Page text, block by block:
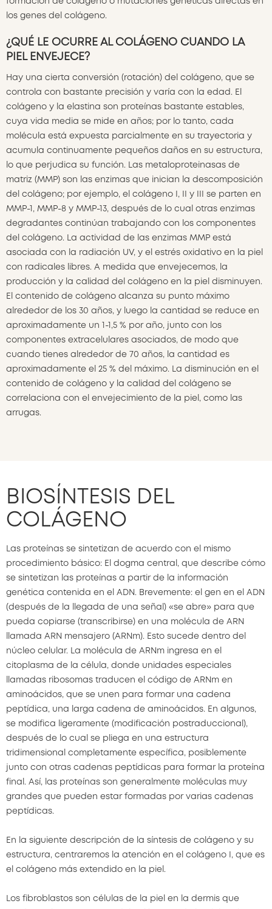
los genes del colágeno.
¿QUÉ LE OCURRE AL COLÁGENO CUANDO LA
PIEL ENVEJECE?
Hay una cierta conversión (rotación) del colágeno, que se
controla con bastante precisión y varía con la edad. El
colágeno y la elastina son proteínas bastante estables,
cuya vida media se mide en años; por lo tanto, cada
molécula está expuesta parcialmente en su trayectoria y
acumula continuamente pequeños daños en su estructura,
lo que perjudica su función. Las metaloproteinasas de
matriz (MMP) son las enzimas que inician la descomposición
del colágeno; por ejemplo, el colágeno I, II y III se parten en
MMP-1, MMP-8 y MMP-13, después de lo cual otras enzimas
degradantes continúan trabajando con los componentes
del colágeno. La actividad de las enzimas MMP está
asociada con la radiación UV, y el estrés oxidativo en la piel
con radicales libres. A medida que envejecemos, la
producción y la calidad del colágeno en la piel disminuyen.
El contenido de colágeno alcanza su punto máximo
alrededor de los 30 años, y luego la cantidad se reduce en
aproximadamente un 1-1,5 % por año, junto con los
componentes extracelulares asociados, de modo que
cuando tienes alrededor de 70 años, la cantidad es
aproximadamente el 25 % del máximo. La disminución en el
contenido de colágeno y la calidad del colágeno se
correlaciona con el envejecimiento de la piel, como las
arrugas.
BIOSÍNTESIS DEL
COLÁGENO
Las proteínas se sintetizan de acuerdo con el mismo
procedimiento básico: El dogma central, que describe cómo
se sintetizan las proteínas a partir de la información
genética contenida en el ADN. Brevemente: el gen en el ADN
(después de la llegada de una señal) «se abre» para que
pueda copiarse (transcribirse) en una molécula de ARN
llamada ARN mensajero (ARNm). Esto sucede dentro del
núcleo celular. La molécula de ARNm ingresa en el
citoplasma de la célula, donde unidades especiales
llamadas ribosomas traducen el código de ARNm en
aminoácidos, que se unen para formar una cadena
peptídica, una larga cadena de aminoácidos. En algunos,
se modifica ligeramente (modificación postraduccional),
después de lo cual se pliega en una estructura
tridimensional completamente específica, posiblemente
junto con otras cadenas peptídicas para formar la proteína
final. Así, las proteínas son generalmente moléculas muy
grandes que pueden estar formadas por varias cadenas
peptídicas.
En la siguiente descripción de la síntesis de colágeno y su
estructura, centraremos la atención en el colágeno I, que es
el colágeno más extendido en la piel.
Los fibroblastos son células de la piel en la dermis que